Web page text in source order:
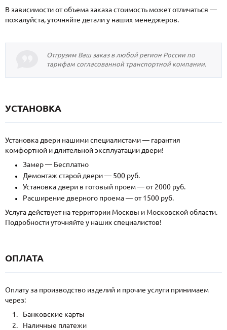
В зависимости от объема заказа стоимость может отличаться —
пожалуйста, уточняйте детали у наших менеджеров.
Отгрузим Ваш заказ в любой регион России по
тарифам согласованной транспортной компании.
УСТАНОВКА
Установка двери нашими специалистами — гарантия
комфортной и длительной эксплуатации двери!
Замер — Бесплатно
Демонтаж старой двери — 500 руб.
Установка двери в готовый проем — от 2000 руб.
Расширение дверного проема — от 1500 руб.
Услуга действует на территории Москвы и Московской области.
Подробности уточняйте у наших специалистов!
ОПЛАТА
Оплату за производство изделий и прочие услуги принимаем
через:
Банковские карты
Наличные платежи